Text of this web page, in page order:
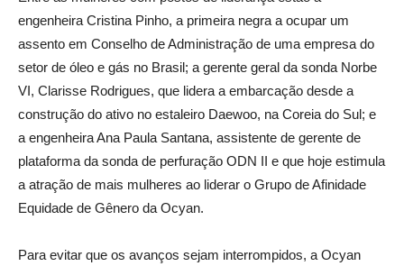
engenheira Cristina Pinho, a primeira negra a ocupar um
assento em Conselho de Administração de uma empresa do
setor de óleo e gás no Brasil; a gerente geral da sonda Norbe
VI, Clarisse Rodrigues, que lidera a embarcação desde a
construção do ativo no estaleiro Daewoo, na Coreia do Sul; e
a engenheira Ana Paula Santana, assistente de gerente de
plataforma da sonda de perfuração ODN II e que hoje estimula
a atração de mais mulheres ao liderar o Grupo de Afinidade
Equidade de Gênero da Ocyan.
Para evitar que os avanços sejam interrompidos, a Ocyan